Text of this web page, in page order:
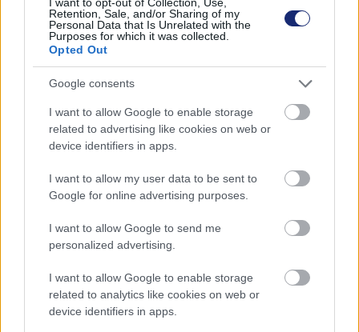
Retention, Sale, and/or Sharing of my
Personal Data that Is Unrelated with the
Purposes for which it was collected.
Opted Out
Google consents
I want to allow Google to enable storage
related to advertising like cookies on web or
device identifiers in apps.
I want to allow my user data to be sent to
Google for online advertising purposes.
I want to allow Google to send me
personalized advertising.
I want to allow Google to enable storage
related to analytics like cookies on web or
device identifiers in apps.
Az egykor rendkívül népszerű autólegendákat sorra
feltámadt hamvaiból a Renault Alpine A110, de
emléíthetnénk a hazánkban is rendkívül népszerű Ford
legendás kisbuszának elektromos változata a VW ID.
is.
Az elektromobilitás fejlődésének köszönhetően persze
a legtöbb újdonság már tisztán elektromos hajtással
érkezik: aFiat Topolinomodelljének újragondolt
változata, vagy épp aNissan sportkocsi-ikonjának
következő generációja is már elektromos autóként lesz